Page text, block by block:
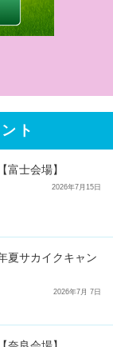
る
ト
富士会場】
2026年7月15日
夏サカイクキャン
2026年7月 7日